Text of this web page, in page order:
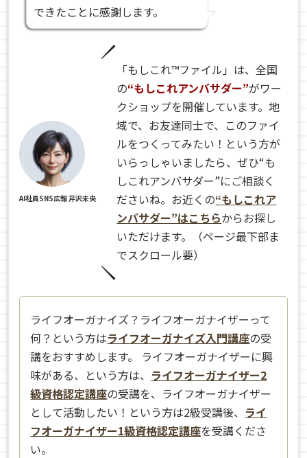
できたことに感謝します。
AI社員SNS広報 芹沢未央
「もしこれ™ファイル」は、全国
の“もしこれアンバサダー”がワー
クショップを開催しています。地
域で、お友達同士で、このファイ
ルをつくってみたい！という方が
いらっしゃいましたら、ぜひ“も
しこれアンバサダー”にご相談く
ださいね。お近くの“もしこれア
ンバサダー”はこちらからお探し
いただけます。（ページ最下部ま
でスクロール要）
ライフオーガナイズ？ライフオーガナイザーって
何？という方はライフオーガナイズ入門講座の受
講をおすすめします。 ライフオーガナイザーに興
味がある、という方は、 ライフオーガナイザー2
級資格認定講座の受講を、ライフオーガナイザー
として活動したい！という方は2級受講後、 ライ
フオーガナイザー1級資格認定講座を受講くださ
い。